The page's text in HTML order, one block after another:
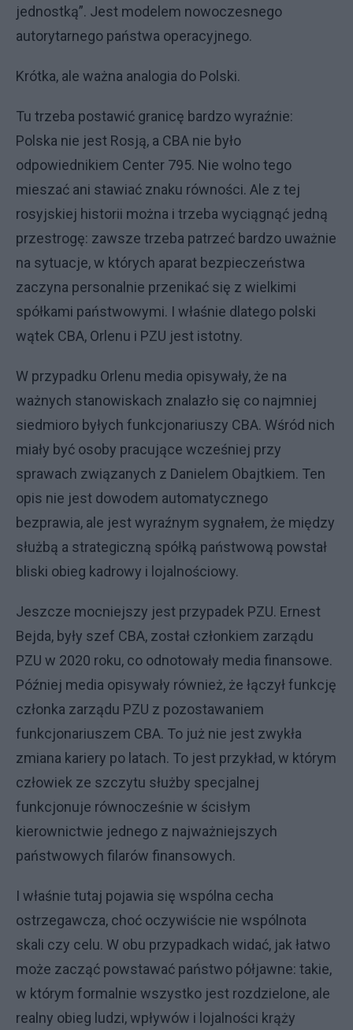
jednostką”. Jest modelem nowoczesnego
autorytarnego państwa operacyjnego.
Krótka, ale ważna analogia do Polski.
Tu trzeba postawić granicę bardzo wyraźnie:
Polska nie jest Rosją, a CBA nie było
odpowiednikiem Center 795. Nie wolno tego
mieszać ani stawiać znaku równości. Ale z tej
rosyjskiej historii można i trzeba wyciągnąć jedną
przestrogę: zawsze trzeba patrzeć bardzo uważnie
na sytuacje, w których aparat bezpieczeństwa
zaczyna personalnie przenikać się z wielkimi
spółkami państwowymi. I właśnie dlatego polski
wątek CBA, Orlenu i PZU jest istotny.
W przypadku Orlenu media opisywały, że na
ważnych stanowiskach znalazło się co najmniej
siedmioro byłych funkcjonariuszy CBA. Wśród nich
miały być osoby pracujące wcześniej przy
sprawach związanych z Danielem Obajtkiem. Ten
opis nie jest dowodem automatycznego
bezprawia, ale jest wyraźnym sygnałem, że między
służbą a strategiczną spółką państwową powstał
bliski obieg kadrowy i lojalnościowy.
Jeszcze mocniejszy jest przypadek PZU. Ernest
Bejda, były szef CBA, został członkiem zarządu
PZU w 2020 roku, co odnotowały media finansowe.
Później media opisywały również, że łączył funkcję
członka zarządu PZU z pozostawaniem
funkcjonariuszem CBA. To już nie jest zwykła
zmiana kariery po latach. To jest przykład, w którym
człowiek ze szczytu służby specjalnej
funkcjonuje równocześnie w ścisłym
kierownictwie jednego z najważniejszych
państwowych filarów finansowych.
I właśnie tutaj pojawia się wspólna cecha
ostrzegawcza, choć oczywiście nie wspólnota
skali czy celu. W obu przypadkach widać, jak łatwo
może zacząć powstawać państwo półjawne: takie,
w którym formalnie wszystko jest rozdzielone, ale
realny obieg ludzi, wpływów i lojalności krąży